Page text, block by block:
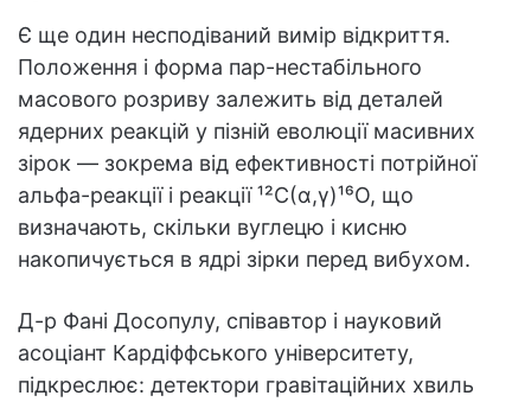
Є ще один несподіваний вимір відкриття.
Положення і форма пар-нестабільного
масового розриву залежить від деталей
ядерних реакцій у пізній еволюції масивних
зірок — зокрема від ефективності потрійної
альфа-реакції і реакції ¹²C(α,γ)¹⁶O, що
визначають, скільки вуглецю і кисню
накопичується в ядрі зірки перед вибухом.
Д-р Фані Досопулу, співавтор і науковий
асоціант Кардіффського університету,
підкреслює: детектори гравітаційних хвиль